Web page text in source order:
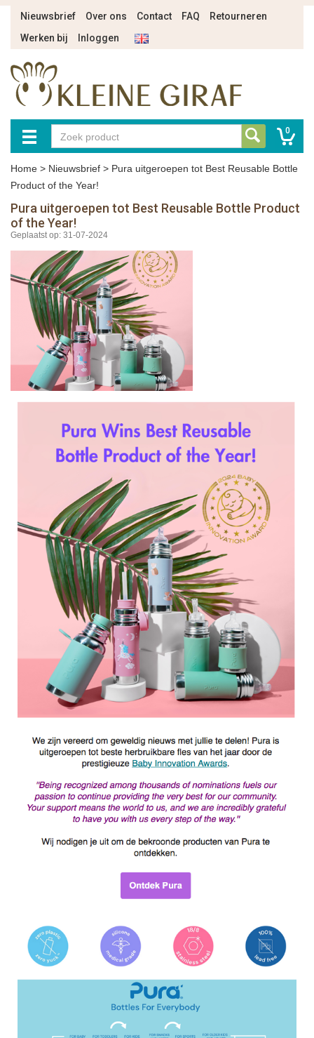
Nieuwsbrief Over ons Contact FAQ
Retourneren
Werken bij
Inloggen
0
Home > Nieuwsbrief > Pura uitgeroepen tot Best Reusable Bottle
Product of the Year!
Pura uitgeroepen tot Best Reusable Bottle Product
of the Year!
Geplaatst op: 31-07-2024